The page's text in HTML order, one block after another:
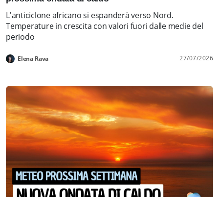
L'anticiclone africano si espanderà verso Nord.
Temperature in crescita con valori fuori dalle medie del
periodo
Elena Rava 27/07/2026